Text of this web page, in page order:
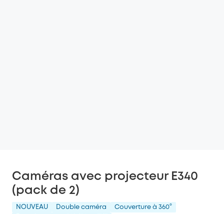
Caméras avec projecteur E340
(pack de 2)
NOUVEAU Double caméra
Couverture à 360°